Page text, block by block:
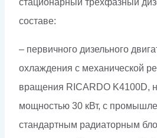
стационарный трехфазный
составе:
– первичного дизельного
охлаждения с механической
вращения RICARDO K4100D,
мощностью 30 кВт, с
стандартным радиаторным